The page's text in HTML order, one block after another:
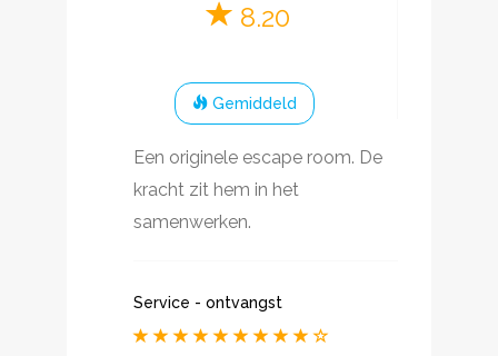
8.20
Gemiddeld
Een originele escape room. De
kracht zit hem in het
samenwerken.
Service - ontvangst